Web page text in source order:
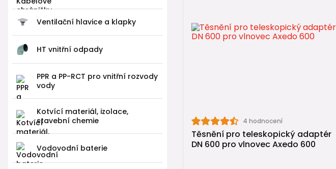
Ventilační hlavice a klapky
HT vnitřní odpady
PPR a PP-RCT pro vnitřní rozvody
vody
Kotvící materiál, izolace,
stavební chemie
Vodovodní baterie
🔎Jak vybrat a sestavit revizní šachtu
🛒 Navazující zboží
4 hodnocení
Těsnění pro teleskopický adaptér
DN 600 pro vlnovec Axedo 600